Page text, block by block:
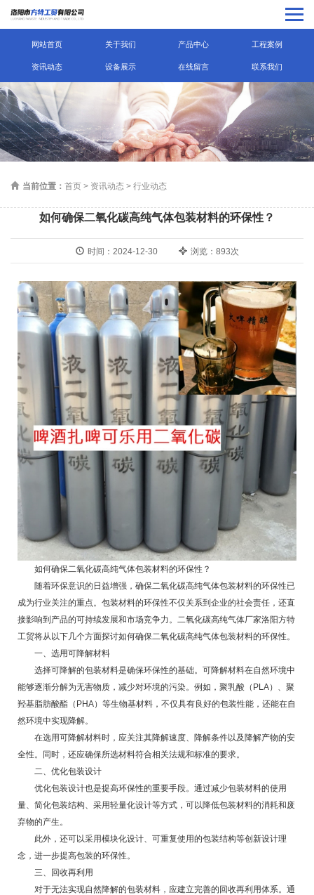
网站首页 关于我们 产品中心 工程案例
资讯动态 设备展示 在线留言 联系我们
当前位置： 首页 > 资讯动态 > 行业动态
如何确保二氧化碳高纯气体包装材料的环保性？
时间：2024-12-30 浏览：893次
如何确保二氧化碳高纯气体包装材料的环保性？
随着环保意识的日益增强，确保二氧化碳高纯气体包装材料的环保性已
成为行业关注的重点。包装材料的环保性不仅关系到企业的社会责任，还直
接影响到产品的可持续发展和市场竞争力。 二氧化碳高纯气体厂家洛阳方特
工贸将从以下几个方面探讨如何确保二氧化碳高纯气体包装材料的环保性。
一、选用可降解材料
选择可降解的包装材料是确保环保性的基础。可降解材料在自然环境中
能够逐渐分解为无害物质，减少对环境的污染。例如，聚乳酸（PLA）、聚
羟基脂肪酸酯（PHA）等生物基材料，不仅具有良好的包装性能，还能在自
然环境中实现降解。
在选用可降解材料时，应关注其降解速度、降解条件以及降解产物的安
全性。同时，还应确保所选材料符合相关法规和标准的要求。
二、优化包装设计
优化包装设计也是提高环保性的重要手段。通过减少包装材料的使用
量、简化包装结构、采用轻量化设计等方式，可以降低包装材料的消耗和废
弃物的产生。
此外，还可以采用模块化设计、可重复使用的包装结构等创新设计理
念，进一步提高包装的环保性。
三、回收再利用
对于无法实现自然降解的包装材料，应建立完善的回收再利用体系。通